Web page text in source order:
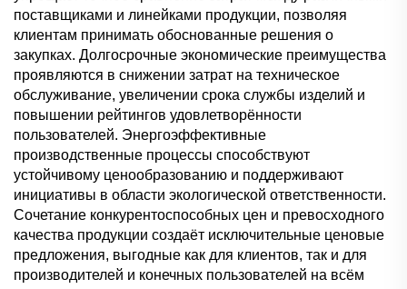
поставщиками и линейками продукции, позволяя
клиентам принимать обоснованные решения о
закупках. Долгосрочные экономические преимущества
проявляются в снижении затрат на техническое
обслуживание, увеличении срока службы изделий и
повышении рейтингов удовлетворённости
пользователей. Энергоэффективные
производственные процессы способствуют
устойчивому ценообразованию и поддерживают
инициативы в области экологической ответственности.
Сочетание конкурентоспособных цен и превосходного
качества продукции создаёт исключительные ценовые
предложения, выгодные как для клиентов, так и для
производителей и конечных пользователей на всём